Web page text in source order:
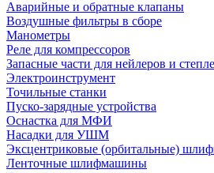
Аварийные и обратные клапаны
Воздушные фильтры в сборе
Манометры
Реле для компрессоров
Запасные части для нейлеров и
Электроинструмент
Точильные станки
Пуско-зарядные устройства
Оснастка для МФИ
Насадки для УШМ
Эксцентриковые (орбитальные)
Ленточные шлифмашины